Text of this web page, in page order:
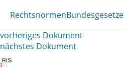
RechtsnormenBundesgesetze
vorheriges Dokument
nächstes Dokument